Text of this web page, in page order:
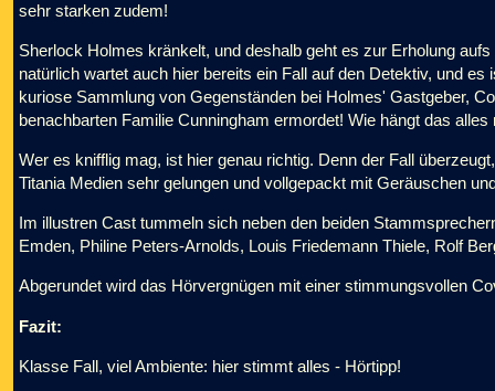
sehr starken zudem!
Sherlock Holmes kränkelt, und deshalb geht es zur Erholung
natürlich wartet auch hier bereits ein Fall auf den Detektiv, und
kuriose Sammlung von Gegenständen bei Holmes' Gastgeber,
benachbarten Familie Cunningham ermordet! Wie hängt das
Wer es knifflig mag, ist hier genau richtig. Denn der Fall
Titania Medien sehr gelungen und vollgepackt mit Geräuschen
Im illustren Cast tummeln sich neben den beiden
Emden, Philine Peters-Arnolds, Louis Friedemann Thiele, Rolf
Abgerundet wird das Hörvergnügen mit einer stimmungsvollen
Fazit:
Klasse Fall, viel Ambiente: hier stimmt alles - Hörtipp!